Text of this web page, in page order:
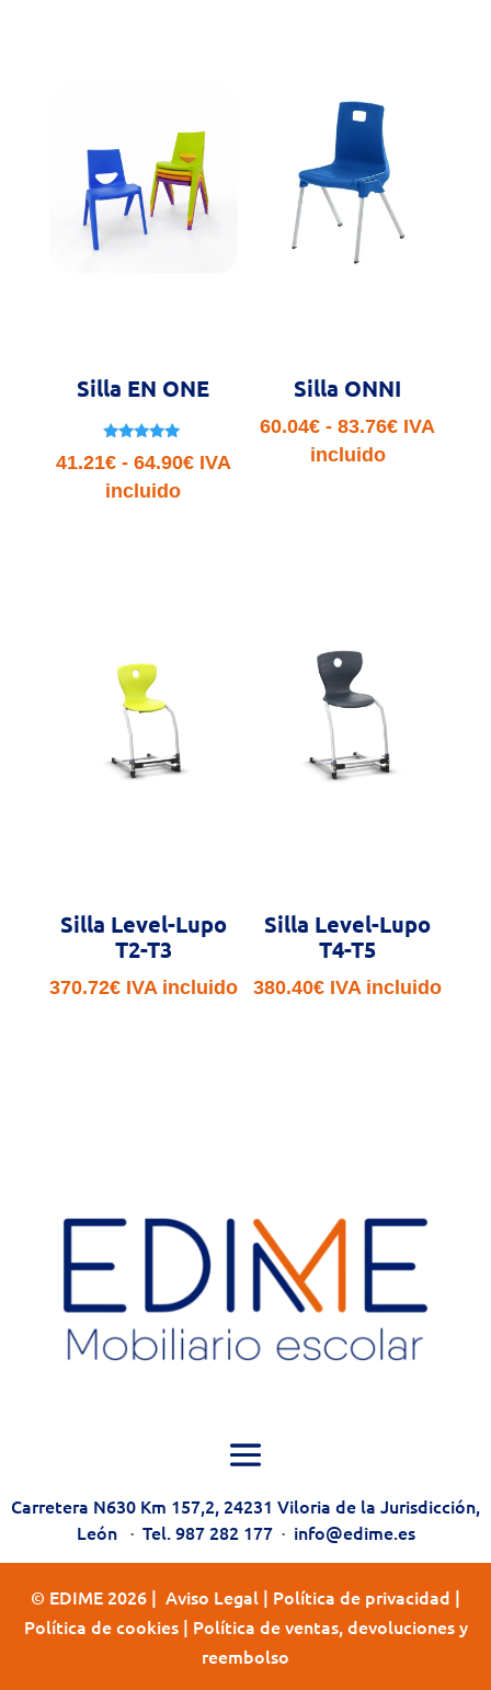
Silla EN ONE
con
5.00
de 5
41.21€ - 64.90€Rango
IVA
incluido
Silla ONNI
60.04€ - 83.76€Rango
IVA
incluido
Silla Level-Lupo
T2-T3
370.72€ IVA incluido
Silla Level-Lupo
T4-T5
380.40€ IVA incluido
Carretera N630 Km 157,2, 24231 Viloria de la Jurisdicción,
León· Tel. 987 282 177· info@edime.es
© EDIME 2026 | Aviso Legal | Política de privacidad |
Política de cookies| Política de ventas, devoluciones y
reembolso